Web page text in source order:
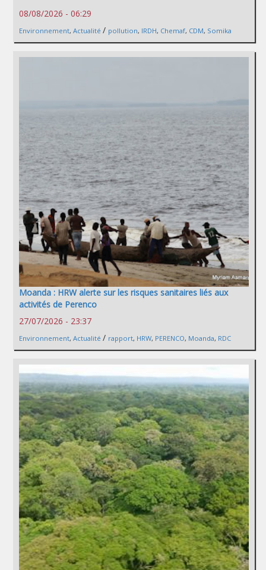
08/08/2026 - 06:29
Environnement, Actualité / pollution, IRDH, Chemaf, CDM, Somika
Moanda : HRW alerte sur les risques sanitaires liés aux
activités de Perenco
27/07/2026 - 23:37
Environnement, Actualité / rapport, HRW, PERENCO, Moanda, RDC